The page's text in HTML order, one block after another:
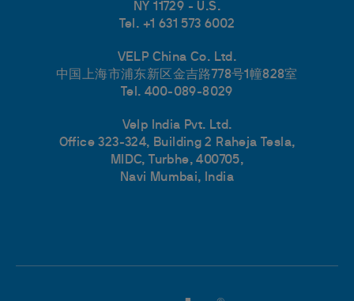
NY 11729 - U.S.
Tel. +1 631 573 6002
VELP China Co. Ltd.
中国上海市浦东新区金吉路778号1幢828室
Tel. 400-089-8029
Velp India Pvt. Ltd.
Office 323-324, Building 2 Raheja Tesla,
MIDC, Turbhe, 400705,
Navi Mumbai, India